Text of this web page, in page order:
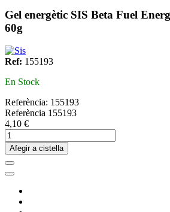
Gel energètic SIS Beta Fuel
60g
Ref: 155193
En Stock
Referència: 155193
Referència 155193
4,10 €
Afegir a cistella